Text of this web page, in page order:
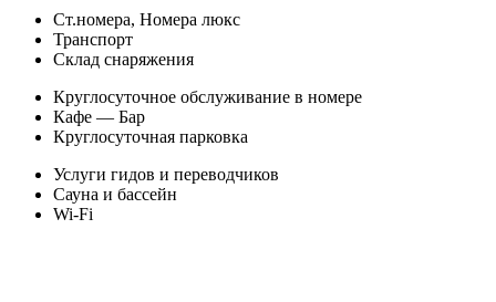
Ст.номера, Номера люкс
Транспорт
Склад снаряжения
Круглосуточное обслуживание в номере
Кафе — Бар
Круглосуточная парковка
Услуги гидов и переводчиков
Сауна и бассейн
Wi-Fi